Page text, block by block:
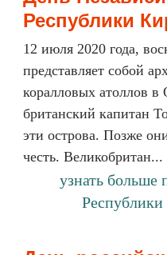
Республики
12 июля 2020 года,
представляет собой
коралловых атоллов
британский капитан
эти острова. Позже
честь. Великобритан...
узнать больше